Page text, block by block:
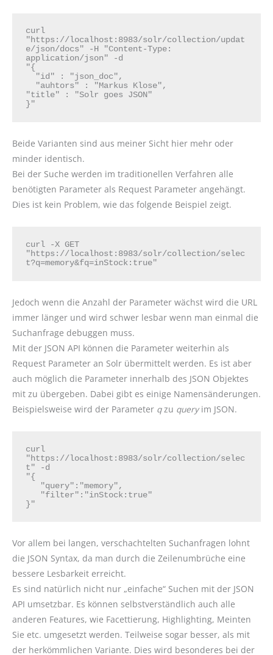
curl
"https://localhost:8983/solr/collection/updat
e/json/docs" -H "Content-Type:
application/json" -d
"{
"title" : "Solr goes JSON"
}"
Beide Varianten sind aus meiner Sicht hier mehr oder
minder identisch.
Bei der Suche werden im traditionellen Verfahren alle
benötigten Parameter als Request Parameter angehängt.
Dies ist kein Problem, wie das folgende Beispiel zeigt.
curl -X GET
"https://localhost:8983/solr/collection/selec
t?q=memory&fq=inStock:true"
Jedoch wenn die Anzahl der Parameter wächst wird die URL
immer länger und wird schwer lesbar wenn man einmal die
Suchanfrage debuggen muss.
Mit der JSON API können die Parameter weiterhin als
Request Parameter an Solr übermittelt werden. Es ist aber
auch möglich die Parameter innerhalb des JSON Objektes
mit zu übergeben. Dabei gibt es einige Namensänderungen.
Beispielsweise wird der Parameter qzu queryim JSON.
curl
"https://localhost:8983/solr/collection/selec
t" -d
"{
}"
Vor allem bei langen, verschachtelten Suchanfragen lohnt
die JSON Syntax, da man durch die Zeilenumbrüche eine
bessere Lesbarkeit erreicht.
Es sind natürlich nicht nur „einfache“ Suchen mit der JSON
API umsetzbar. Es können selbstverständlich auch alle
anderen Features, wie Facettierung, Highlighting, Meinten
Sie etc. umgesetzt werden. Teilweise sogar besser, als mit
der herkömmlichen Variante. Dies wird besonderes bei der